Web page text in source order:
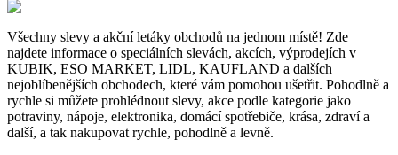
Všechny slevy a akční letáky obchodů na jednom místě! Zde
najdete informace o speciálních slevách, akcích, výprodejích v
KUBIK, ESO MARKET, LIDL, KAUFLAND a dalších
nejoblíbenějších obchodech, které vám pomohou ušetřit. Pohodlně a
rychle si můžete prohlédnout slevy, akce podle kategorie jako
potraviny, nápoje, elektronika, domácí spotřebiče, krása, zdraví a
další, a tak nakupovat rychle, pohodlně a levně.